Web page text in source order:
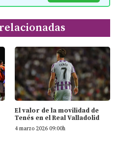
El valor de la movilidad de
Tenés en el Real Valladolid
4 marzo 2026 09:00h